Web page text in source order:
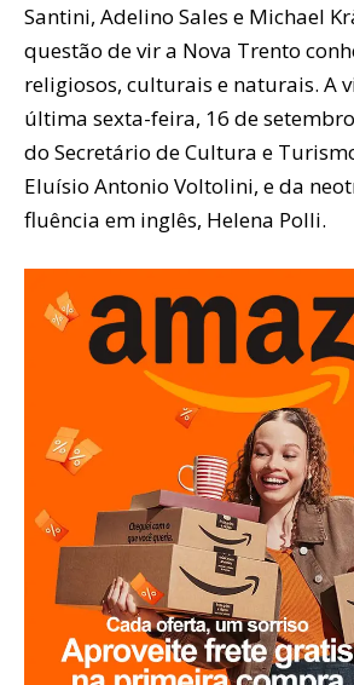
Santini, Adelino Sales e Michael
questão de vir a Nova Trento
religiosos, culturais e naturais. A
última sexta-feira, 16 de
do Secretário de Cultura e
Eluísio Antonio Voltolini, e da
fluência em inglês, Helena Polli.